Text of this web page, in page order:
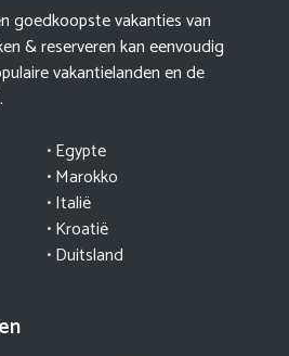
goedkoopste vakanties van
& reserveren kan eenvoudig
vakantielanden en de
• Egypte
•Marokko
• Italië
•Kroatië
• Duitsland